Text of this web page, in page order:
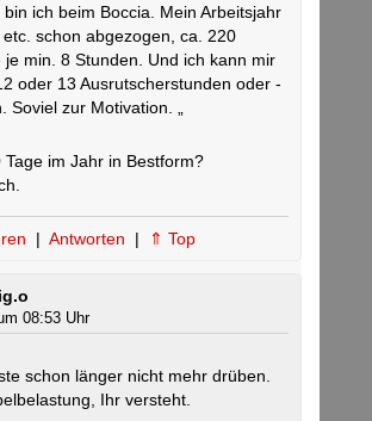
ich beim Boccia. Mein Arbeitsjahr
schon abgezogen, ca. 220
je min. 8 Stunden. Und ich kann mir
oder 13 Ausrutscherstunden oder -
Soviel zur Motivation. „
Tage im Jahr in Bestform?
| Antworten | ⇑ Top
08:53 Uhr
schon länger nicht mehr drüben.
Ihr versteht.